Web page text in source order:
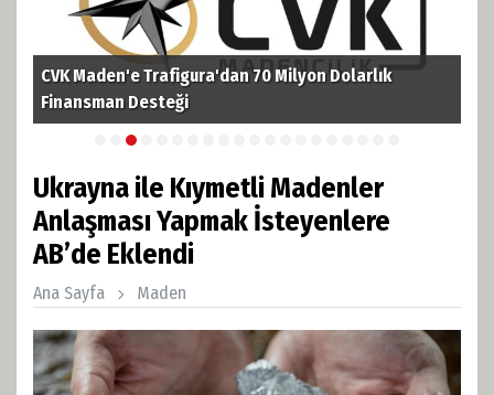
CVK Maden'e Trafigura'dan 70 Milyon Dolarlık
Finansman Desteği
Ukrayna ile Kıymetli Madenler
Anlaşması Yapmak İsteyenlere
AB’de Eklendi
Ana Sayfa Maden